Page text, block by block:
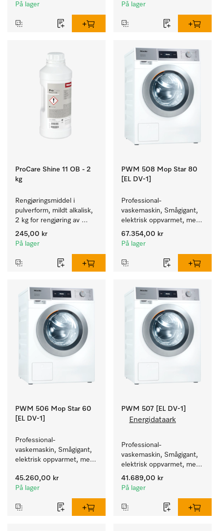
På lager
På lager
ProCare Shine 11 OB - 2
kg
Rengjøringsmiddel i
pulverform, mildt alkalisk,
2 kg for rengjøring av
sterkt tilsmusset servise,
bestikk og glass.
245,00 kr
På lager
PWM 508 Mop Star 80
[EL DV-1]
Professional-
vaskemaskin, Smågigant,
elektrisk oppvarmet, med
avløpsventil spesielt for
behovene innen Facility
8 kg.
67.354,00 kr
På lager
PWM 506 Mop Star 60
[EL DV-1]
Professional-
vaskemaskin, Smågigant,
elektrisk oppvarmet, med
behovene innen Facility
Management. Kapasitet
45.260,00 kr
På lager
PWM 507 [EL DV-1]
Energidataark
Professional-
vaskemaskin, Smågigant,
elektrisk oppvarmet, med
avløpsventil og
programmer rettet mot
Kapasitet 7 kg i 59 min.
41.689,00 kr
På lager